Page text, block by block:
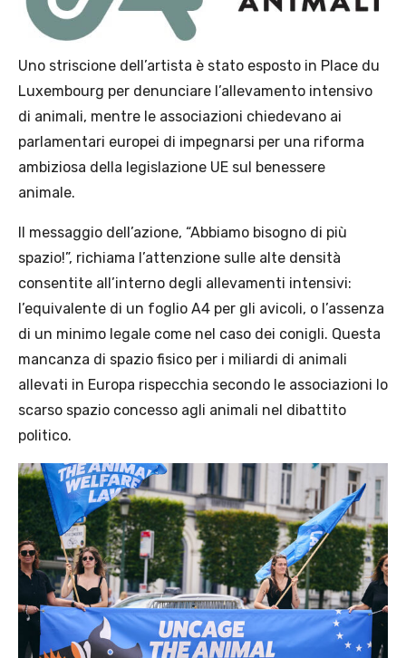
Uno striscione dell’artista è stato esposto in Place du
Luxembourg per denunciare l’allevamento intensivo
di animali, mentre le associazioni chiedevano ai
parlamentari europei di impegnarsi per una riforma
ambiziosa della legislazione UE sul benessere
animale.
Il messaggio dell’azione, “Abbiamo bisogno di più
spazio!”, richiama l’attenzione sulle alte densità
consentite all’interno degli allevamenti intensivi:
l’equivalente di un foglio A4 per gli avicoli, o l’assenza
di un minimo legale come nel caso dei conigli. Questa
mancanza di spazio fisico per i miliardi di animali
allevati in Europa rispecchia secondo le associazioni lo
scarso spazio concesso agli animali nel dibattito
politico.